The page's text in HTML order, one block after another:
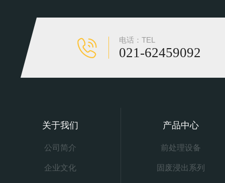
电话：TEL
021-62459092
关于我们
公司简介
企业文化
产品中心
前处理设备
固废浸出系列